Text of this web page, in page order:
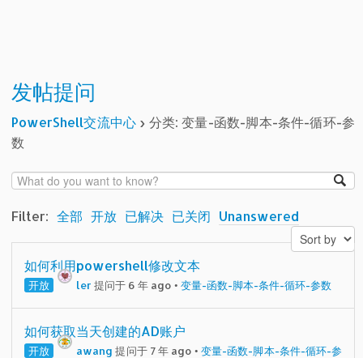
发帖提问
PowerShell交流中心 › 分类: 变量-函数-脚本-条件-循环-参
数
Filter: 全部 开放 已解决 已关闭 Unanswered
如何利用powershell修改文本
开放 ler 提问于 6 年 ago •变量-函数-脚本-条件-循环-参数
如何获取当天创建的AD账户
开放 awang 提问于 7 年 ago •变量-函数-脚本-条件-循环-参